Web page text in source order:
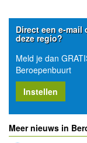
Direct een e-
deze regio?
Meld je dan
Beroepenbuurt
Instellen
Meer nieuws in